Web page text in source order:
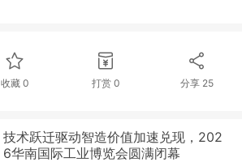
收藏 0 打赏 0 分享 25
技术跃迁驱动智造价值加速兑现，202
6华南国际工业博览会圆满闭幕